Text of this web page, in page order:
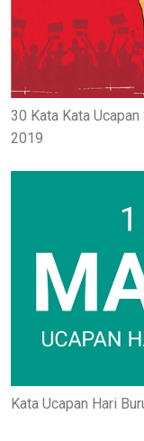
30 Kata Kata
2019
Kata Ucapan Hari